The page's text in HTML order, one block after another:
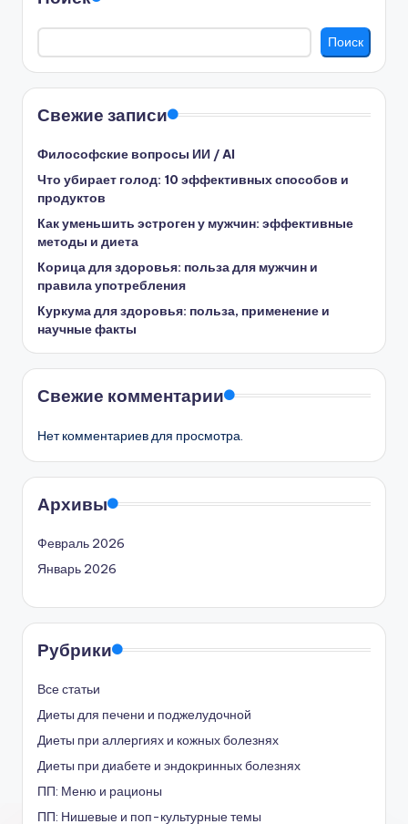
Поиск
Свежие записи
Философские вопросы ИИ / AI
Что убирает голод: 10 эффективных способов и
продуктов
Как уменьшить эстроген у мужчин: эффективные
методы и диета
Корица для здоровья: польза для мужчин и
правила употребления
Куркума для здоровья: польза, применение и
научные факты
Свежие комментарии
Нет комментариев для просмотра.
Архивы
Февраль 2026
Январь 2026
Рубрики
Все статьи
Диеты для печени и поджелудочной
Диеты при аллергиях и кожных болезнях
Диеты при диабете и эндокринных болезнях
ПП: Меню и рационы
ПП: Нишевые и поп-культурные темы